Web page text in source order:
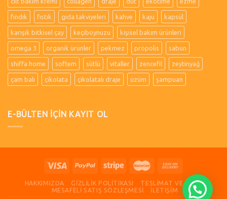
fındık fıstık gıda takviyeleri kahve kaju kapsül
karışık bitkisel çay keçiboynuzu kişisel bakım ürünleri
omega 3 organik ürünler pekmez propolis sabun
shiffa home softem sütlü vitaller zencefil zeytinyağ
çam balı çikolata çikolatalı draje üzüm şampuan
E-BÜLTEN İÇİN KAYIT OL
HAKKIMIZDA GIZLILIK POLITIKASI
TESLIMAT VE İADE
MESAFELI SATIŞ SÖZLEŞMESI
İLETIŞIM